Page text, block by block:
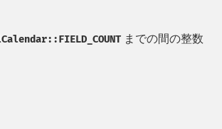
までの間の整数